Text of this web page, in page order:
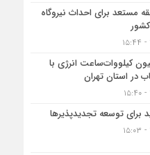
8 منطقه مستعد برای احداث نیروگاه
125 میلیون کیلووات‌ساعت انرژی با
در استان تهران
برای توسعه تجدیدپذیرها